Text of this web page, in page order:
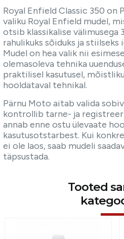
Royal Enfield Classic 350
valiku Royal Enfield mudel,
otsib klassikalise
rahulikuks sõiduks ja stiilseks
Mudel on hea valik nii
olemasoleva tehnika
praktilisel kasutusel,
hooldataval tehnikal.
Pärnu Moto aitab valida
kontrollib tarne- ja
annab enne ostu ülevaate
kasutusotstarbest. Kui
ei ole laos, saab mudeli
täpsustada.
Tooted